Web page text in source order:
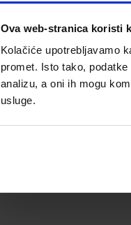
Ova web-stranica koristi
Kolačiće upotrebljavamo
promet. Isto tako,
analizu, a oni ih mogu
usluge.